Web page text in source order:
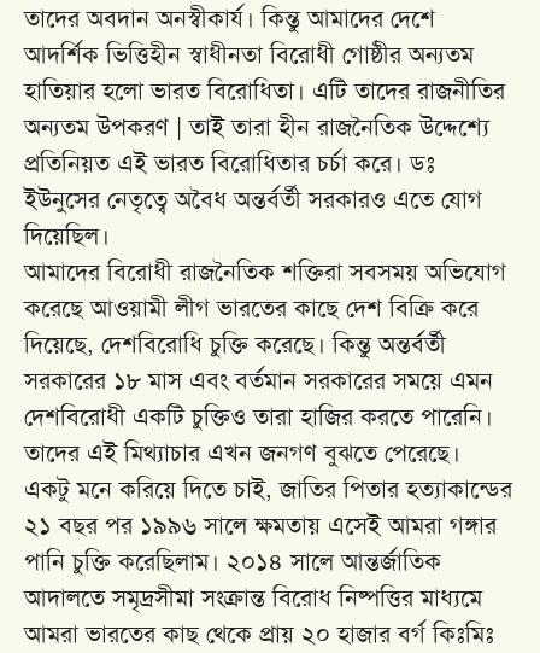
তাদের অবদান অনস্বীকার্য। কিন্তু আমাদের দেশে
আদর্শিক ভিত্তিহীন স্বাধীনতা বিরোধী গোষ্ঠীর অন্যতম
হাতিয়ার হলো ভারত বিরোধিতা। এটি তাদের রাজনীতির
অন্যতম উপকরণ | তাই তারা হীন রাজনৈতিক উদ্দেশ্যে
প্রতিনিয়ত এই ভারত বিরোধিতার চর্চা করে। ডঃ
ইউনুসের নেতৃত্বে অবৈধ অন্তর্বর্তী সরকারও এতে যোগ
দিয়েছিল।
আমাদের বিরোধী রাজনৈতিক শক্তিরা সবসময় অভিযোগ
করেছে আওয়ামী লীগ ভারতের কাছে দেশ বিক্রি করে
দিয়েছে, দেশবিরোধি চুক্তি করেছে। কিন্তু অন্তর্বর্তী
সরকারের ১৮ মাস এবং বর্তমান সরকারের সময়ে এমন
দেশবিরোধী একটি চুক্তিও তারা হাজির করতে পারেনি।
তাদের এই মিথ্যাচার এখন জনগণ বুঝতে পেরেছে।
একটু মনে করিয়ে দিতে চাই, জাতির পিতার হত্যাকান্ডের
২১ বছর পর ১৯৯৬ সালে ক্ষমতায় এসেই আমরা গঙ্গার
পানি চুক্তি করেছিলাম। ২০১৪ সালে আন্তর্জাতিক
আদালতে সমৃদ্রসীমা সংক্রান্ত বিরোধ নিষ্পত্তির মাধ্যমে
আমরা ভারতের কাছ থেকে প্রায় ২০ হাজার বর্গ কিঃমিঃ